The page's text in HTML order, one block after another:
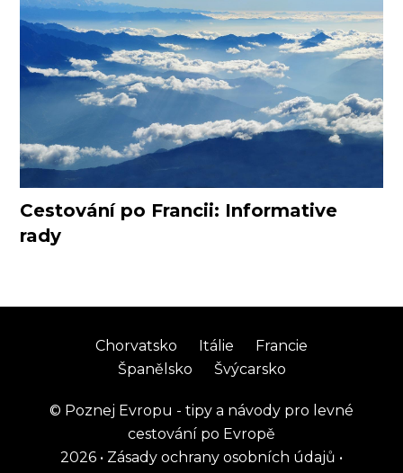
Cestování po Francii: Informative
rady
Chorvatsko Itálie
Francie
Španělsko
Švýcarsko
© Poznej Evropu - tipy a návody pro levné
cestování po Evropě
2026 • Zásady ochrany osobních údajů •